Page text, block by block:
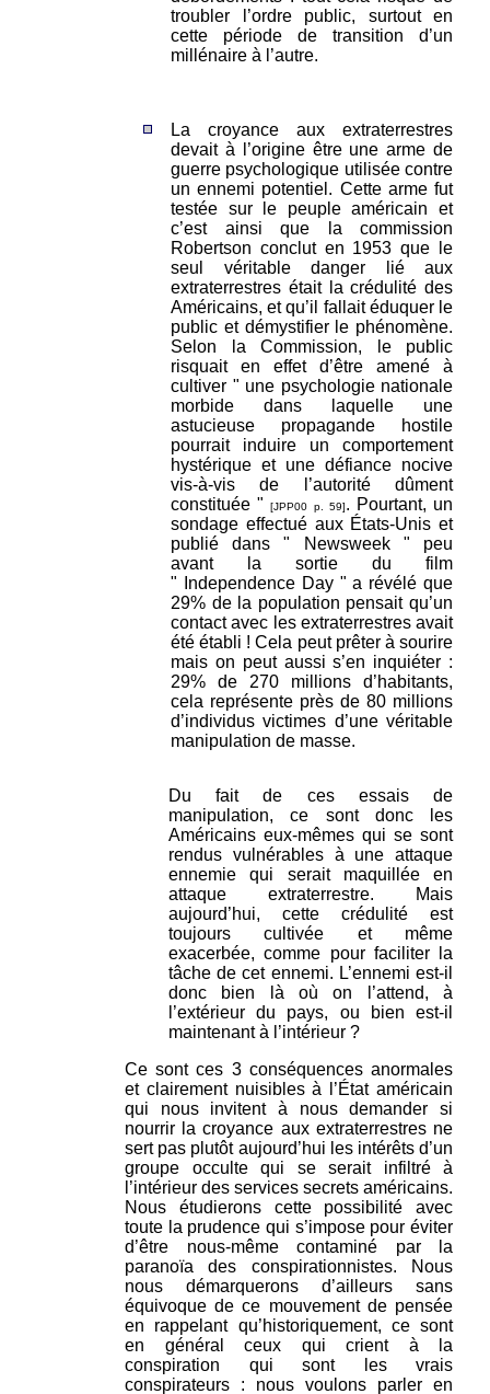
troubler l’ordre public, surtout en
cette période de transition d’un
millénaire à l’autre.
La croyance aux extraterrestres
devait à l’origine être une arme de
guerre psychologique utilisée contre
un ennemi potentiel. Cette arme fut
testée sur le peuple américain et
c’est ainsi que la commission
Robertson conclut en 1953 que le
seul véritable danger lié aux
extraterrestres était la crédulité des
Américains, et qu’il fallait éduquer le
public et démystifier le phénomène.
Selon la Commission, le public
risquait en effet d’être amené à
cultiver " une psychologie nationale
morbide dans laquelle une
astucieuse propagande hostile
pourrait induire un comportement
hystérique et une défiance nocive
vis-à-vis de l’autorité dûment
constituée "[JPP00 p. 59]. Pourtant, un
sondage effectué aux États-Unis et
publié dans " Newsweek " peu
avant la sortie du film
" Independence Day " a révélé que
29% de la population pensait qu’un
contact avec les extraterrestres avait
été établi ! Cela peut prêter à sourire
mais on peut aussi s’en inquiéter :
29% de 270 millions d’habitants,
cela représente près de 80 millions
d’individus victimes d’une véritable
manipulation de masse.
Du fait de ces essais de
manipulation, ce sont donc les
Américains eux-mêmes qui se sont
rendus vulnérables à une attaque
ennemie qui serait maquillée en
attaque extraterrestre. Mais
aujourd’hui, cette crédulité est
toujours cultivée et même
exacerbée, comme pour faciliter la
tâche de cet ennemi. L’ennemi est-il
donc bien là où on l’attend, à
l’extérieur du pays, ou bien est-il
maintenant à l’intérieur ?
Ce sont ces 3 conséquences anormales
et clairement nuisibles à l’État américain
qui nous invitent à nous demander si
nourrir la croyance aux extraterrestres ne
sert pas plutôt aujourd’hui les intérêts d’un
groupe occulte qui se serait infiltré à
l’intérieur des services secrets américains.
Nous étudierons cette possibilité avec
toute la prudence qui s’impose pour éviter
d’être nous-même contaminé par la
paranoïa des conspirationnistes. Nous
nous démarquerons d’ailleurs sans
équivoque de ce mouvement de pensée
en rappelant qu’historiquement, ce sont
en général ceux qui crient à la
conspiration qui sont les vrais
conspirateurs : nous voulons parler en